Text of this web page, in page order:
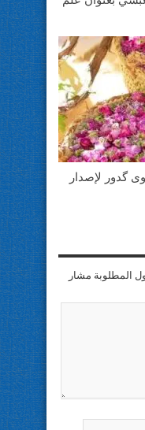
گدور لإصدار
المطلوبة مشار